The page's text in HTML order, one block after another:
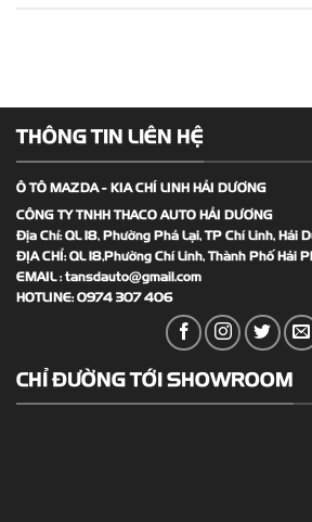
THÔNG TIN LIÊN HỆ
Ô TÔ MAZDA - KIA CHÍ LINH HẢI DƯƠNG
CÔNG TY TNHH THACO AUTO HẢI DƯƠNG
Địa Chỉ: QL 18, Phường Phả Lại, TP Chí Linh, Hải
ĐỊA CHỈ: QL 18,Phường Chí Linh, Thành Phố Hải
EMAIL :tansdauto@gmail.com
HOTLINE:0974 307 406
CHỈ ĐƯỜNG TỚI SHOWROOM